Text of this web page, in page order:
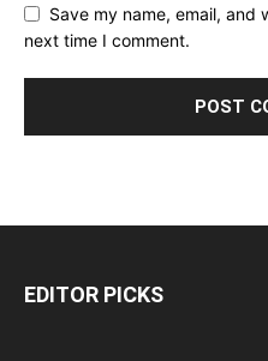
Save my name, email, and
next time I comment.
EDITOR PICKS